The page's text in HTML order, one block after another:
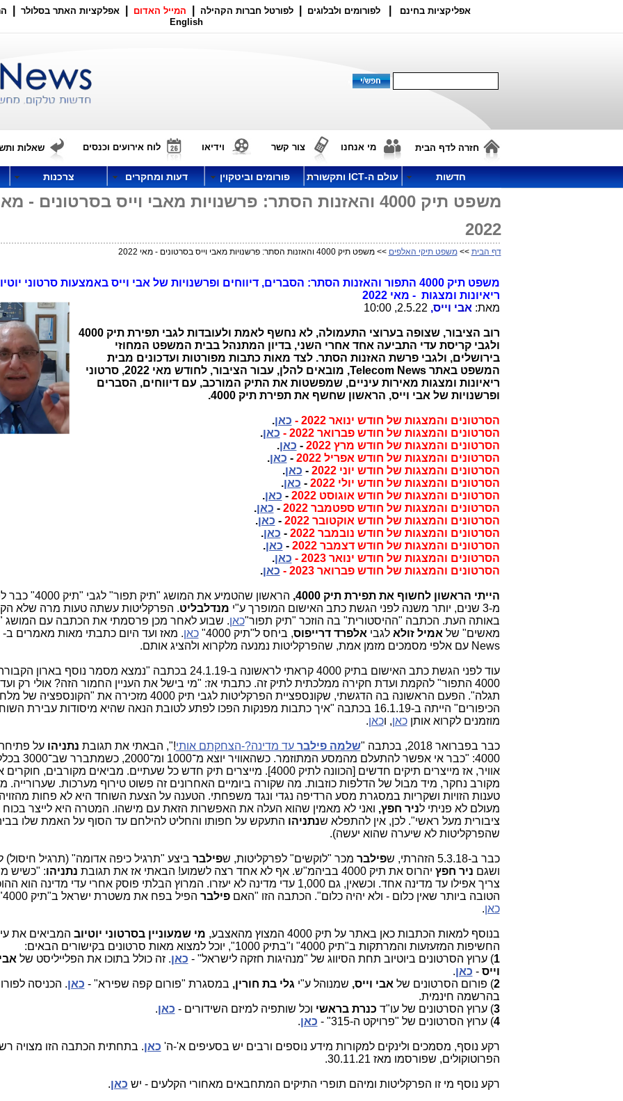
אפליקציות בחינם לפורומים ולבלוגים לפורטל חברות הקהילה המייל האדום אפלקציות האתר בסלולר
English
חזרה לדף הבית מי אנחנו צור קשר וידיאו לוח אירועים וכנסים שאלות
חדשות עולם ה-ICT ותקשורת פורומים וביטקוין דעות ומחקרים צרכנות
משפט תיק 4000 והאזנות הסתר: פרשנויות מאבי וייס בסרטונים -
2022
דף הבית >>משפט תיקי האלפים >> משפט תיק 4000 והאזנות הסתר: פרשנויות מאבי וייס בסרטונים - מאי 2022
משפט תיק 4000 התפור והאזנות הסתר: הסברים, דיווחים ופרשנויות של אבי וייס באמצעות סרטוני
ריאיונות ומצגות - מאי 2022
מאת: אבי וייס,
רוב הציבור, שצופה בערוצי התעמולה, לא נחשף לאמת ולעובדות לגבי תפירת תיק 4000
ולגבי קריסת עדי התביעה אחד אחרי השני, בדיון המתנהל בבית המשפט המחוזי
בירושלים, ולגבי פרשת האזנות הסתר. לצד מאות כתבות מפורטות ועדכונים מבית
המשפט באתר Telecom News, מובאים להלן, עבור הציבור, לחודש מאי 2022, סרטוני
ריאיונות ומצגות מאירות עיניים, שמפשטות את התיק המורכב, עם דיווחים, הסברים
ופרשנויות של אבי וייס, הראשון שחשף את תפירת תיק 4000.
הסרטונים והמצגות של חודש ינואר 2022 - כאן.
הסרטונים והמצגות של חודש פברואר 2022 -
כאן.
הסרטונים והמצגות של חודש מרץ 2022
- כאן.
הסרטונים והמצגות של חודש אפריל 2022
- כאן.
הסרטונים והמצגות של חודש יוני 2022
- כאן.
הסרטונים והמצגות של חודש יולי 2022
- כאן.
הסרטונים והמצגות של חודש אוגוסט 2022
- כאן.
הסרטונים והמצגות של חודש ספטמבר 2022
- כאן.
הסרטונים והמצגות של חודש אוקטובר 2022
- כאן.
הסרטונים והמצגות של חודש נובמבר 2022
- כאן.
הסרטונים והמצגות של חודש דצמבר 2022
- כאן.
הסרטונים והמצגות של חודש ינואר 2023 -
כאן.
הסרטונים והמצגות של חודש פברואר 2023 -
כאן.
הייתי הראשון לחשוף את תפירת תיק 4000,
מ-3 שנים, יותר משנה לפני הגשת כתב האישום המופרך ע"י
מנדלבליט
באותה העת. הכתבה "ההיסטורית" בה הוזכר "תיק תפור"כאן.
מאשים" של אמיל זולא לגבי אלפרד דרייפוס, ביחס ל"תיק 4000" כאן
News עם אלפי מסמכים מזמן אמת, שהפרקליטות נמנעה מלקרוא ולהציג אותם.
מוזמנים לקרוא אותן כאן, וכאן.
כבר בפברואר 2018, בכתבה " שלמה פילבר עד מדינה?-הצחקתם אותי!", הבאתי את תגובת נתניהו
מעולם לא פניתי לניר חפץ,
ציבורית מעל ראשי". לכן, אין להתפלא שנתניהו
שהפרקליטות לא שיערה שהוא יעשה).
כבר ב-5.3.18 הזהרתי, ש פילבר מכר "לוקשים" לפרקליטות, שפילבר
ושגם ניר חפץ יהרוס את תיק 4000 בביהמ"ש. אף לא אחד רצה לשמוע! הבאתי אז את תגובת נתניהו
הטובה ביותר שאין כלום - ולא יהיה כלום". הכתבה הזו "האם פילבר הפיל בפח את משטרת ישראל ב"תיק 4000"? נמצאת
כאן.
בנוסף למאות הכתבות כאן באתר על תיק 4000 המצוץ מהאצבע, מי שמעוניין בסרטוני יוטיוב המביאים את
החשיפות המזעזעות והמרתקות ב"תיק 4000" ו"בתיק 1000"
, יוכל למצוא מאות סרטונים בקישורים הבאים:
1) ערוץ הסרטונים ביוטיוב תחת הסיווג של "מנהיגות חזקה לישראל" - כאן. זה כולל בתוכו את הפלייליסט של אבי
וייס - כאן.
2) פורום הסרטונים של אבי וייס, שמנוהל ע"י גלי בת חורין, במסגרת "פורום קפה שפירא" - כאן. הכניסה
בהרשמה חינמית.
3) ערוץ הסרטונים של עו"ד כנרת בראשי וכל שותפיה למיזם השידורים - כאן.
4) ערוץ הסרטונים של "פרויקט ה-315" - כאן.
רקע נוסף, מסמכים ולינקים למקורות מידע נוספים ורבים יש בסעיפים א'-ה' כאן. בתחתית הכתבה הזו מצויה
הפרוטוקולים, שפורסמו מאז 30.11.21.
רקע נוסף מי זו הפרקליטות ומיהם תופרי התיקים המתחבאים מאחורי הקלעים - יש כאן.